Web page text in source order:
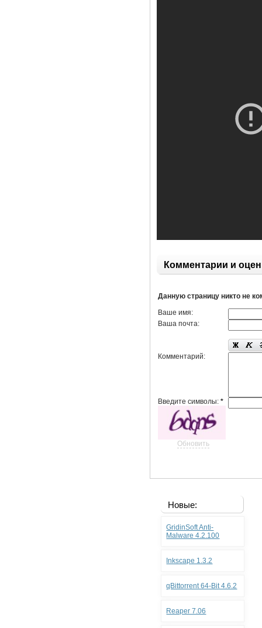
Комментарии и
Данную страницу никто не
Ваше имя:
Ваша почта:
Комментарий:
Введите символы:*
Обновить
Новые:
GridinSoft Anti-
Malware 4.2.100
Inkscape 1.3.2
qBittorrent 64-Bit 4.6.2
Reaper 7.06